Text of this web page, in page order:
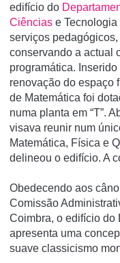
edifício do
Ciências e
serviços
conservando a actual
programática.
renovação do espaço
de Matemática foi
numa planta em “T”.
visava reunir num
Matemática, Física e
delineou o edifício. A
Obedecendo aos
Comissão
Coimbra, o edifício do
apresenta uma
suave classicismo